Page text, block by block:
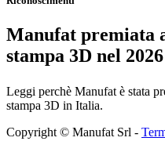
Manufat premiata
stampa 3D nel 2026
Leggi perchè Manufat è stata
stampa 3D in Italia.
Copyright © Manufat Srl -